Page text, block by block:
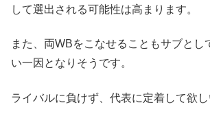
して選出される可能性は高まります。
また、両WBをこなせることもサブとし
い一因となりそうです。
ライバルに負けず、代表に定着して欲し